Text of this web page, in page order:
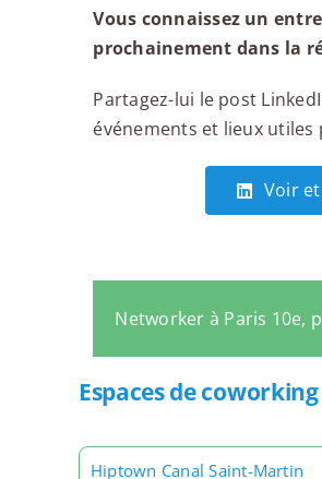
Paris – Réunion
projet
Action'elles
De 10h00 à 11h30
Vous connaissez un
prochainement dans la
Partagez-lui le post
événements et lieux
Voir
Networker à Paris 10e,
Espaces de
Hiptown Canal Saint-Martin